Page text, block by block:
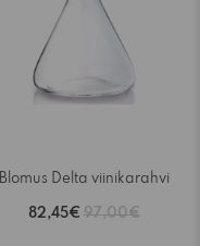
Blomus Delta viinikarahvi
82,45€ 97,00€